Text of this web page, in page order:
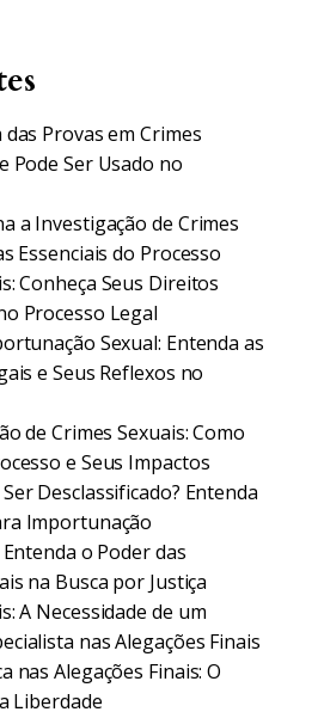
Provas em Crimes
Pode Ser Usado no
a Investigação de Crimes
Essenciais do Processo
Conheça Seus Direitos
Processo Legal
Sexual: Entenda as
e Seus Reflexos no
de Crimes Sexuais: Como
e Seus Impactos
Desclassificado? Entenda
Importunação
o Poder das
na Busca por Justiça
A Necessidade de um
nas Alegações Finais
nas Alegações Finais: O
Liberdade